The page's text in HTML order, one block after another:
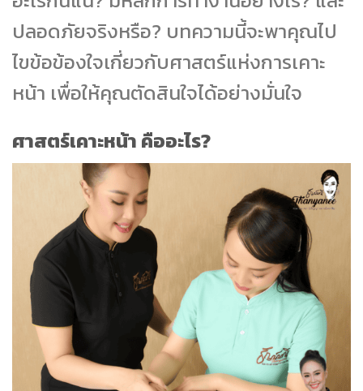
ปลอดภัยจริงหรือ? บทความนี้จะพาคุณไป
ไขข้อข้องใจเกี่ยวกับศาสตร์แห่งการเคาะ
หน้า เพื่อให้คุณตัดสินใจได้อย่างมั่นใจ
ศาสตร์เคาะหน้า คืออะไร?